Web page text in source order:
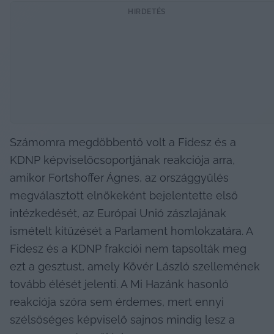
HIRDETÉS
Számomra megdöbbentő volt a Fidesz és a
KDNP képviselőcsoportjának reakciója arra,
amikor Fortshoffer Ágnes, az országgyűlés
megválasztott elnökeként bejelentette első
intézkedését, az Európai Unió zászlajának
ismételt kitűzését a Parlament homlokzatára. A
Fidesz és a KDNP frakciói nem tapsolták meg
ezt a gesztust, amely Kövér László szellemének
tovább élését jelenti. A Mi Hazánk hasonló
reakciója szóra sem érdemes, mert ennyi
szélsőséges képviselő sajnos mindig lesz a